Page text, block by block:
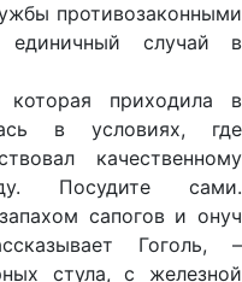
противозаконными
случай в
приходила в
в условиях, где
качественному
Посудите сами.
сапогов и онуч
Гоголь, –
стула, с железной